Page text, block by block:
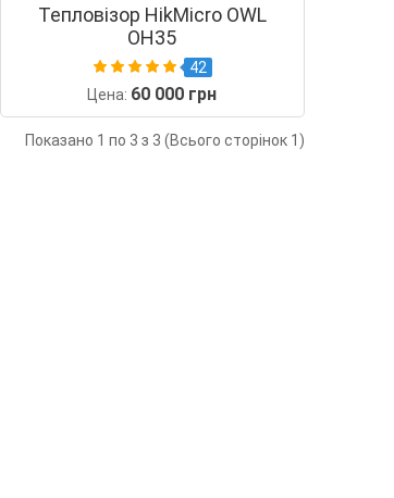
Тепловізор HikMicro OWL
OH35
42
Цена: 60 000 грн
Показано 1 по 3 з 3 (Всього сторінок 1)